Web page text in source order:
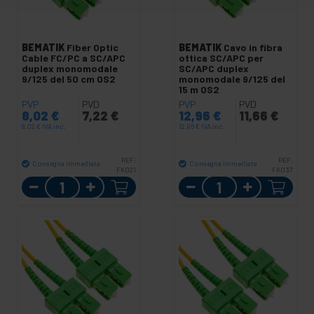
BEMATIK Fiber Optic
Cable FC/PC a SC/APC
duplex monomodale
9/125 del 50 cm OS2
PVP
8,02 €
8,02 € IVA inc.
PVD
7,22 €
Consegna immediata
REF:
FK021
Quantità
BEMATIK Cavo in fibra
ottica SC/APC per
SC/APC duplex
monomodale 9/125 del
15 m OS2
PVP
12,96 €
12,96 € IVA inc.
PVD
11,66 €
Consegna immediata
REF:
FK037
Quantità